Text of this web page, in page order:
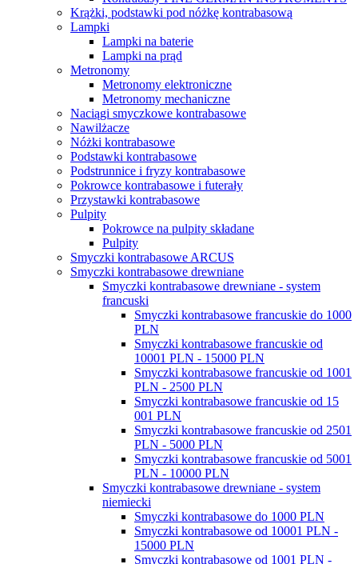
Krążki, podstawki pod nóżkę kontrabasową
Lampki
Lampki na baterie
Lampki na prąd
Metronomy
Metronomy elektroniczne
Metronomy mechaniczne
Naciągi smyczkowe kontrabasowe
Nawilżacze
Nóżki kontrabasowe
Podstawki kontrabasowe
Podstrunnice i fryzy kontrabasowe
Pokrowce kontrabasowe i futerały
Przystawki kontrabasowe
Pulpity
Pokrowce na pulpity składane
Pulpity
Smyczki kontrabasowe ARCUS
Smyczki kontrabasowe drewniane
Smyczki kontrabasowe drewniane - system
francuski
Smyczki kontrabasowe francuskie do 1000
PLN
Smyczki kontrabasowe francuskie od
10001 PLN - 15000 PLN
Smyczki kontrabasowe francuskie od 1001
PLN - 2500 PLN
Smyczki kontrabasowe francuskie od 15
001 PLN
Smyczki kontrabasowe francuskie od 2501
PLN - 5000 PLN
Smyczki kontrabasowe francuskie od 5001
PLN - 10000 PLN
Smyczki kontrabasowe drewniane - system
niemiecki
Smyczki kontrabasowe do 1000 PLN
Smyczki kontrabasowe od 10001 PLN -
15000 PLN
Smyczki kontrabasowe od 1001 PLN -